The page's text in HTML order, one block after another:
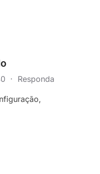
· Responda